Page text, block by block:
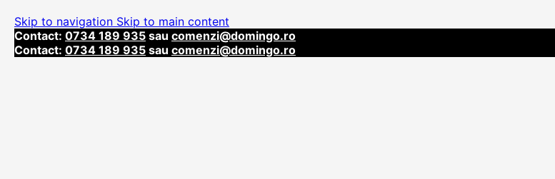
Skip to navigation Skip to main content
Contact: 0734 189 935 sau comenzi@domingo.ro
Contact: 0734 189 935 sau comenzi@domingo.ro